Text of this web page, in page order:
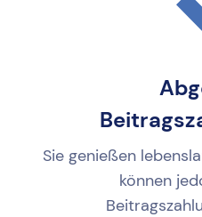
Sie genießen
können